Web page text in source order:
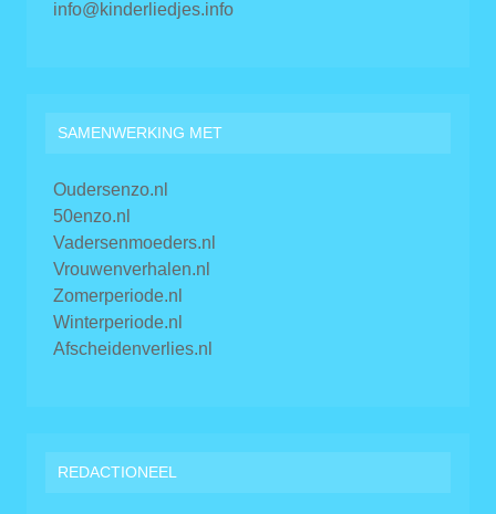
info@kinderliedjes.info
SAMENWERKING MET
Oudersenzo.nl
50enzo.nl
Vadersenmoeders.nl
Vrouwenverhalen.nl
Zomerperiode.nl
Winterperiode.nl
Afscheidenverlies.nl
REDACTIONEEL